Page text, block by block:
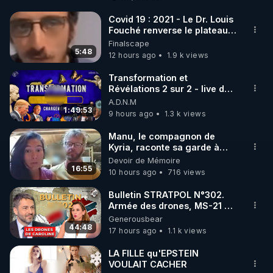
🌱 INSTAGRAM
https://www.instagram.com/rdlr_thierrycasasnovas/
http://rgnr.li/instagram
🌱 LA NEWSLETTER
Pour ne pas rater l’actualité RGNR (stages,
http://rgnr.li/news
🌱 VIDÉOS NON CENSURÉES SUR ODYSEE
Toutes les vidéos Youtube sont aussi sur la
http://rgnr.li/odysee
🌱 LES STAGES EN PRÉSENTIEL
5:48
Covid 19 : 2021 - Le Dr. Louis
Fouché renverse le plateau
de CNews !
Finalscape
12 hours ago
1.9 k views
1:49:53
Transformation et
Révélations 2 sur 2 - live du
07/08/26
A.D.N.M
9 hours ago
1.3 k views
16:55
Manu, le compagnon de
Kyria, raconte sa garde à
vue musclée. PARTAGEZ!
Devoir de Mémoire
10 hours ago
716 views
44:48
Bulletin STRATPOL N°302.
Armée des drones, MS-21 en
série, missiles coréens.
07.08.2026.
Generousbear
17 hours ago
1.1 k views
LA FILLE qu'EPSTEIN
VOULAIT CACHER